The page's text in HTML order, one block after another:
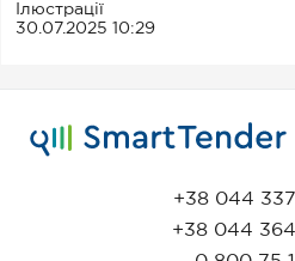
Ілюстрації
30.07.2025 10:29
+38 044
+38 044